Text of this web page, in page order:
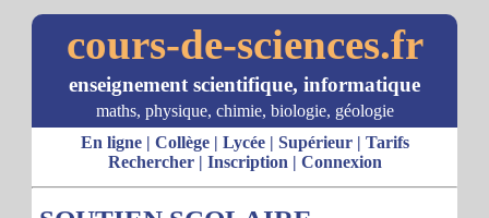
cours-de-sciences.fr
enseignement scientifique, informatique
maths, physique, chimie, biologie, géologie
En ligne| Collège| Lycée| Supérieur| Tarifs
Rechercher| Inscription | Connexion